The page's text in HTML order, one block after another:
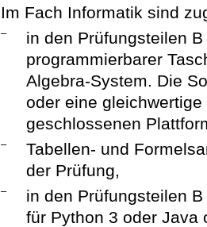
Im Fach Informatik sind
–
in den Prüfungsteilen
programmierbarer
Algebra-System. Die
oder eine
geschlossenen
–
Tabellen- und
der Prüfung,
–
in den Prüfungsteilen
für Python 3 oder Java